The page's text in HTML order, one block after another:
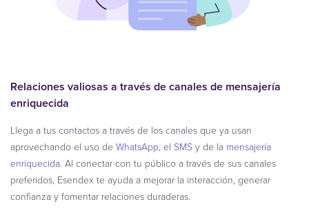
Relaciones valiosas a través de canales de mensajería
enriquecida
Llega a tus contactos a través de los canales que ya usan
aprovechando el uso de WhatsApp, el SMSy de la mensajería
enriquecida. Al conectar con tu público a través de sus canales
preferidos, Esendex te ayuda a mejorar la interacción, generar
confianza y fomentar relaciones duraderas.